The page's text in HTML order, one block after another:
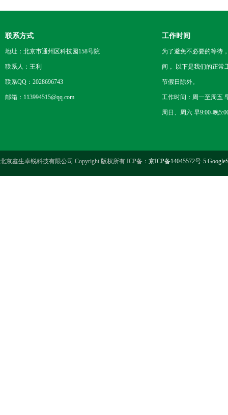
联系方式
地址：北京市通州区科技园158号院
联系人：王利
联系QQ：2028696743
邮箱：113994515@qq.com
工作时间
为了避免不必要的等待
间 。以下是我们的正常
节假日除外。
工作时间：周一至周五
周日、周六 早9:00-晚
北京鑫生卓锐科技有限公司 Copyright 版权所有 ICP备： 京ICP备14045572号-5